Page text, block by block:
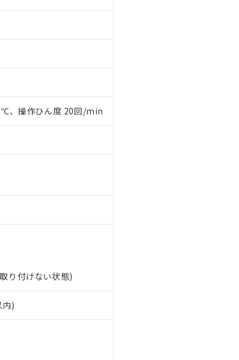
、操作ひん度 20回/min
り付けない状態)
)
の当社在庫状況および標準価格(税抜)を提供させていただ
ービスの対象外となる商品もあることをご了承ください。
している更新日時点での社内データに基づき作成されるも
お取引先、またはお客様担当のオムロン制御機器販売店・
「
の承諾なく第三者に漏洩または開示しないようお願いしま
）をご利用いただくには、I-Webメンバーズにご登録され
との取引・商談に必要な範囲で利用することをご了承くだ
同利用に関して"
に対応した製品が提供可能な商品です。
有に非対応の商品で、対応品を出す予定はありません。
有の対応状況を調査中または確認中の商品です。
のが、含有品と判明した場合などやむを得ず変更すること
1000ppm以下、ポリ臭化ジフェニルエーテル類(PBDE) 1000ppm以下、
以下、フタル酸ブチルベンジル（BBP） 1000ppm以下、フタル酸ジブチ
1000ppm以下
除外項目は除く。
な使用がないことを確認しています。
後することがあります。
できます。
値以下であることを示します。
値を超えていることを示します。
) : 100ppm、
チル) : 1000ppm、 BBP(フタル酸ブチルベンジル) : 1000ppm、
以下であることを示します。
外部に漏えいし、環境に深刻な影響を及ぼさない年数を意
わせください。
および外国貿易法に定める商品（以下｢規制貨物等」とい
、日本国政府の輸出許可(または役務取引許可)を取得する
学兵器、生物兵器またはその他武器並びにこれらの製造装
は、上記1、2および3の内容を当該第三者に通知します。
係者が違法に輸出するおそれがある場合は、取り引きをい
お客様のお取引先、またはお客様担当のオムロン制御
ださい)
公開していない機種